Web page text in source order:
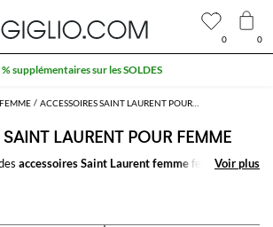
LAURENT POUR FEMME
accessoires Saint Laurent femmefera la
nouveaux styles en les combinant.
Voir plus
Voir plus
0 0
% supplémentaires sur les SOLDES